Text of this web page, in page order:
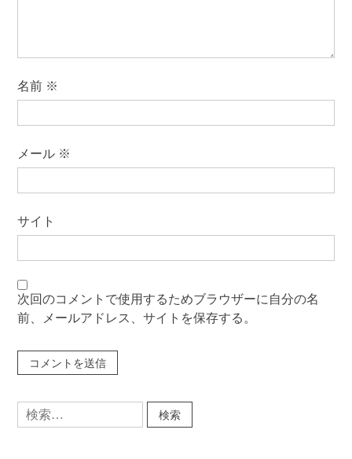
名前 ※
メール ※
サイト
次回のコメントで使用するためブラウザーに自分の名
前、メールアドレス、サイトを保存する。
検
索: